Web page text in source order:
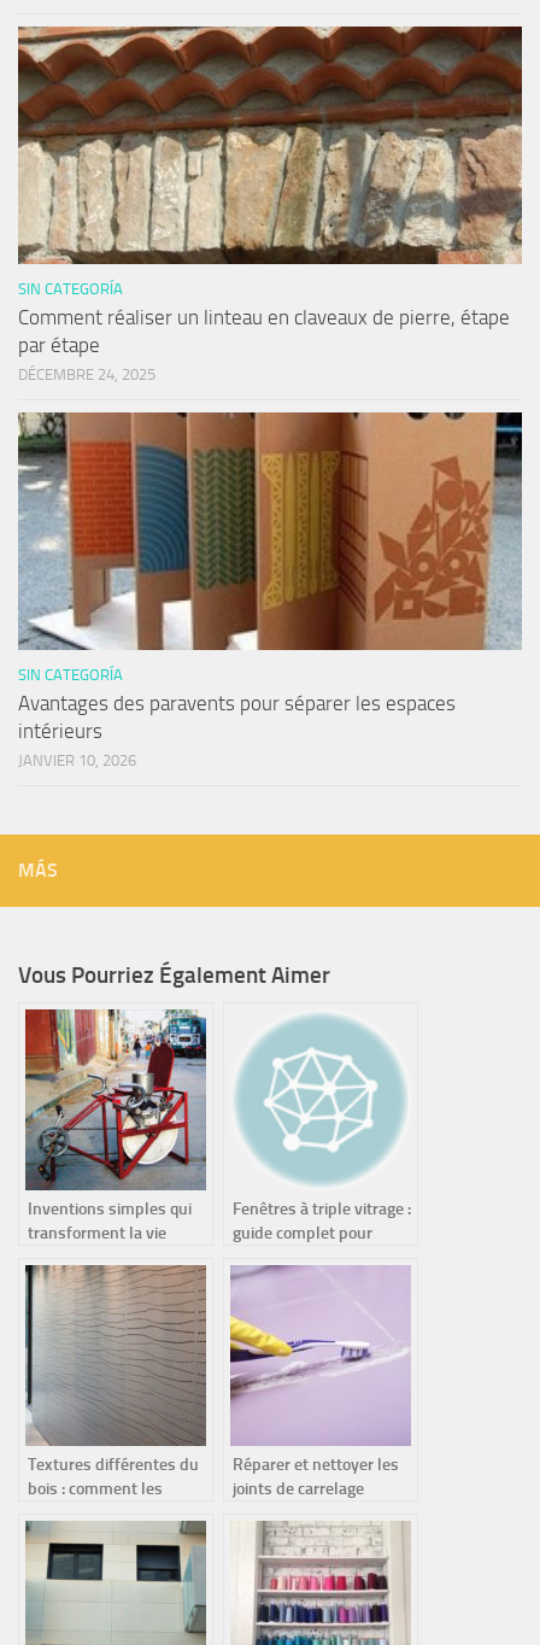
SIN CATEGORÍA
Comment réaliser un linteau en claveaux de pierre, étape
par étape
DÉCEMBRE 24, 2025
SIN CATEGORÍA
Avantages des paravents pour séparer les espaces
intérieurs
JANVIER 10, 2026
MÁS
Vous Pourriez Également Aimer
Inventions simples qui
transforment la vie
ingénieuses pour
communautés à faibles
ressources
Fenêtres à triple vitrage :
guide complet pour
votre logement
Textures différentes du
bois : comment les
texturés améliorent
l’aménagement intérieur
Réparer et nettoyer les
joints de carrelage